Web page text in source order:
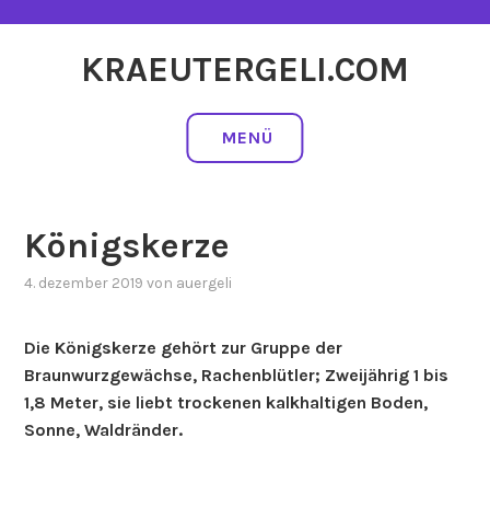
KRAEUTERGELI.COM
MENÜ
Königskerze
4. dezember 2019 von auergeli
Die Königskerze gehört zur Gruppe der
Braunwurzgewächse, Rachenblütler; Zweijährig 1 bis
1,8 Meter, sie liebt trockenen kalkhaltigen Boden,
Sonne, Waldränder.